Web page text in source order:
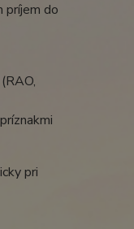
príjem do
pri